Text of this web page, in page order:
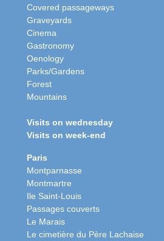
Covered passageways
Graveyards
Cinema
Gastronomy
Oenology
Parks/Gardens
Forest
Mountains
Visits on wednesday
Visits on week-end
Paris
Montparnasse
Montmartre
Ile Saint-Louis
Passages couverts
Le Marais
Le cimetière du Père Lachaise